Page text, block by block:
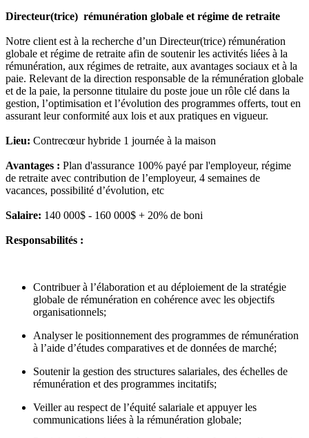
Directeur(trice) rémunération globale et régime de retraite
Notre client est à la recherche d’un Directeur(trice) rémunération
globale et régime de retraite afin de soutenir les activités liées à la
rémunération, aux régimes de retraite, aux avantages sociaux et à la
paie. Relevant de la direction responsable de la rémunération globale
et de la paie, la personne titulaire du poste joue un rôle clé dans la
gestion, l’optimisation et l’évolution des programmes offerts, tout en
assurant leur conformité aux lois et aux pratiques en vigueur.
Lieu: Contrecœur hybride 1 journée à la maison
Avantages : Plan d'assurance 100% payé par l'employeur, régime
de retraite avec contribution de l’employeur, 4 semaines de
vacances, possibilité d’évolution, etc
Salaire: 140 000$ - 160 000$ + 20% de boni
Responsabilités :
Contribuer à l’élaboration et au déploiement de la stratégie
globale de rémunération en cohérence avec les objectifs
organisationnels;
Analyser le positionnement des programmes de rémunération
à l’aide d’études comparatives et de données de marché;
Soutenir la gestion des structures salariales, des échelles de
rémunération et des programmes incitatifs;
Veiller au respect de l’équité salariale et appuyer les
communications liées à la rémunération globale;